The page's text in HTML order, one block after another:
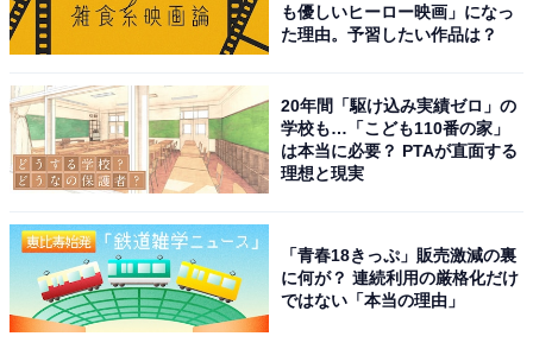
も優しいヒーロー映画」になっ
た理由。予習したい作品は？
20年間「駆け込み実績ゼロ」の
学校も…「こども110番の家」
は本当に必要？ PTAが直面する
理想と現実
「青春18きっぷ」販売激減の裏
に何が？ 連続利用の厳格化だけ
ではない「本当の理由」